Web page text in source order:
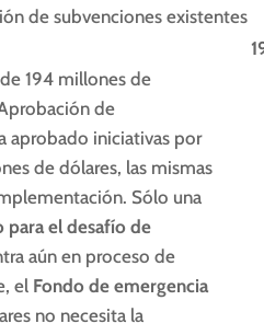
de subvenciones existentes
194 millones de
de
aprobado iniciativas por
de dólares, las mismas
Sólo una
para el desafío de
aún en proceso de
el Fondo de emergencia
no necesita la